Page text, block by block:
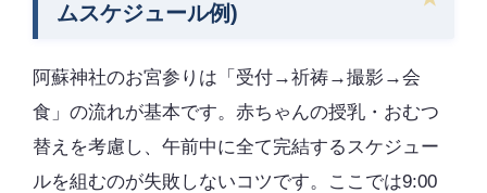
ムスケジュール例)
阿蘇神社のお宮参りは「受付→祈祷→撮影→会
食」の流れが基本です。赤ちゃんの授乳・おむつ
替えを考慮し、午前中に全て完結するスケジュー
ルを組むのが失敗しないコツです。ここでは9:00